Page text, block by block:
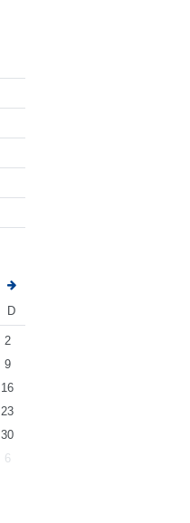
D
2
9
16
23
30
6